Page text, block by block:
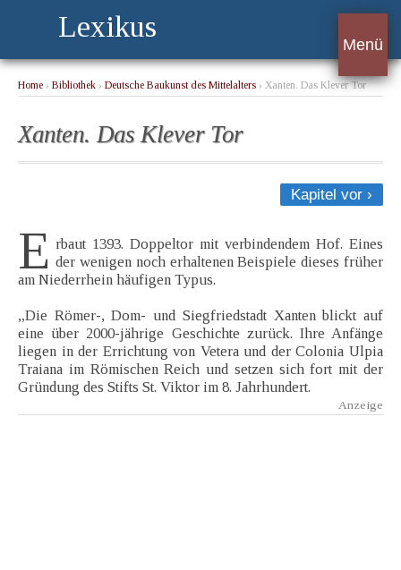
Lexikus
Menü
Home › Bibliothek › Deutsche Baukunst des Mittelalters › Xanten. Das Klever Tor
Xanten. Das Klever Tor
Kapitel vor ›
E rbaut 1393. Doppeltor mit verbindendem Hof. Eines
der wenigen noch erhaltenen Beispiele dieses früher
am Niederrhein häufigen Typus.
„Die Römer-, Dom- und Siegfriedstadt Xanten blickt auf
eine über 2000-jährige Geschichte zurück. Ihre Anfänge
liegen in der Errichtung von Vetera und der Colonia Ulpia
Traiana im Römischen Reich und setzen sich fort mit der
Gründung des Stifts St. Viktor im 8. Jahrhundert.